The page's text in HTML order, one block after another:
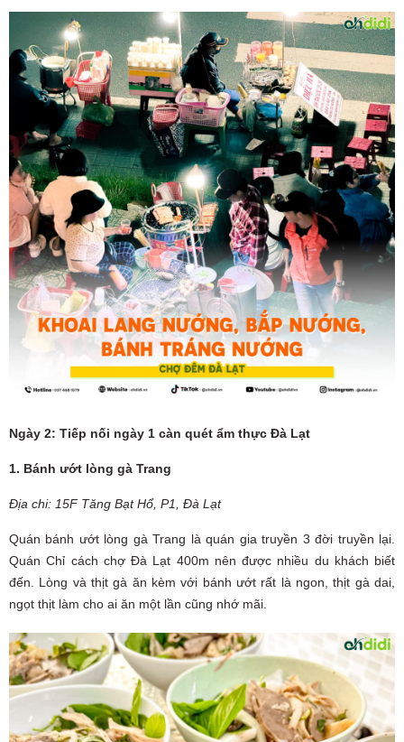
Ngày 2: Tiếp nối ngày 1 càn quét ẩm thực Đà Lạt
1. Bánh ướt lòng gà Trang
Địa chi: 15F Tăng Bạt Hổ, P1, Đà Lạt
Quán bánh ướt lòng gà Trang là quán gia truyền 3 đời truyền lại.
Quán Chỉ cách chợ Đà Lạt 400m nên được nhiều du khách biết
đến. Lòng và thịt gà ăn kèm với bánh ướt rất là ngon, thịt gà dai,
ngọt thịt làm cho ai ăn một lần cũng nhớ mãi.